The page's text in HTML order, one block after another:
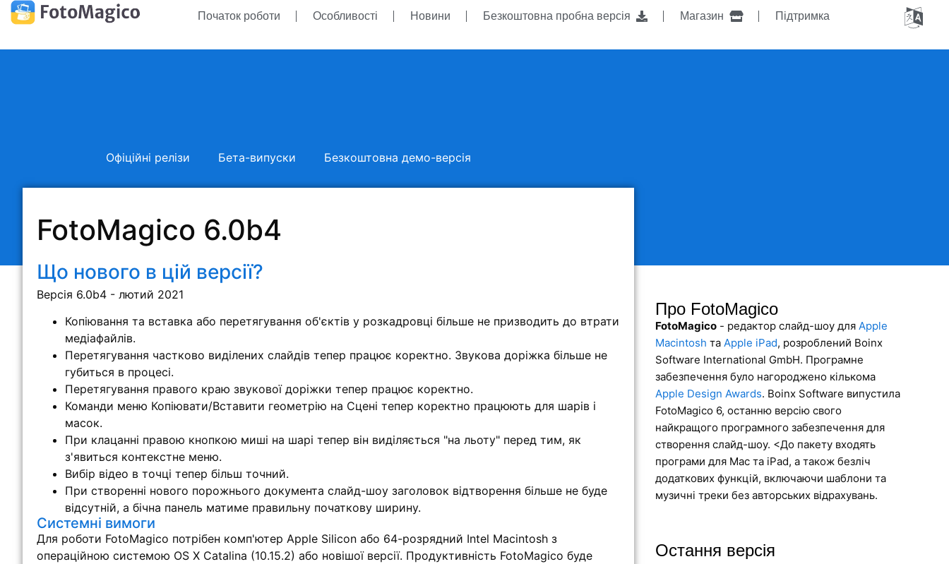
Початок роботи Особливості Новини Безкоштовна пробна версія Магазин Підтримка
Офіційні релізи Бета-випуски Безкоштовна демо-версія
FotoMagico 6.0b4
Що нового в цій версії?
Версія 6.0b4 - лютий 2021
Копіювання та вставка або перетягування об'єктів у розкадровці більше не призводить до втрати
медіафайлів.
Перетягування частково виділених слайдів тепер працює коректно. Звукова доріжка більше не
губиться в процесі.
Перетягування правого краю звукової доріжки тепер працює коректно.
Команди меню Копіювати/Вставити геометрію на Сцені тепер коректно працюють для шарів і
масок.
При клацанні правою кнопкою миші на шарі тепер він виділяється "на льоту" перед тим, як
з'явиться контекстне меню.
Вибір відео в точці тепер більш точний.
При створенні нового порожнього документа слайд-шоу заголовок відтворення більше не буде
відсутній, а бічна панель матиме правильну початкову ширину.
Системні вимоги
Для роботи FotoMagico потрібен комп'ютер Apple Silicon або 64-розрядний Intel Macintosh з
операційною системою OS X Catalina (10.15.2) або новішої версії. Продуктивність FotoMagico буде
Про FotoMagico
FotoMagico - редактор слайд-шоу дляApple
Macintosh таApple iPad, розроблений Boinx
Software International GmbH. Програмне
забезпечення було нагороджено кількома
Apple Design Awards. Boinx Software випустила
FotoMagico 6, останню версію свого
найкращого програмного забезпечення для
створення слайд-шоу. <До пакету входять
програми для Mac та iPad, а також безліч
додаткових функцій, включаючи шаблони та
музичні треки без авторських відрахувань.
Остання версія